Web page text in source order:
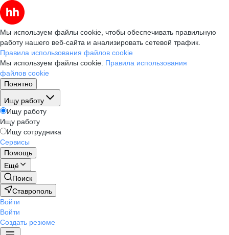
Мы используем файлы cookie, чтобы обеспечивать правильную
работу нашего веб-сайта и анализировать сетевой трафик.
Правила использования файлов cookie
Мы используем файлы cookie. Правила использования
файлов cookie
Понятно
Ищу работу
Ищу работу
Ищу работу
Ищу сотрудника
Сервисы
Помощь
Ещё
Поиск
Ставрополь
Войти
Войти
Создать резюме